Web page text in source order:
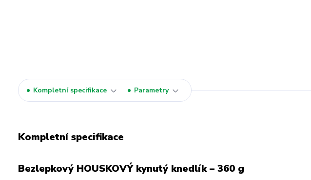
Kompletní specifikace Parametry
Kompletní specifikace
Bezlepkový HOUSKOVÝ kynutý knedlík – 360 g